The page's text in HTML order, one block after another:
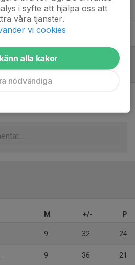
tränare
M +/- P
9 32 24
9 36 21
i syfte att hjälpa oss att
våra tjänster.
vi cookies
alla kakor
nödvändiga